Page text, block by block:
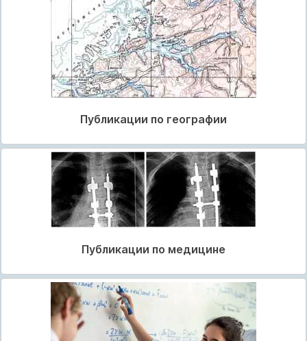
Публикации по географии
Публикации по медицине